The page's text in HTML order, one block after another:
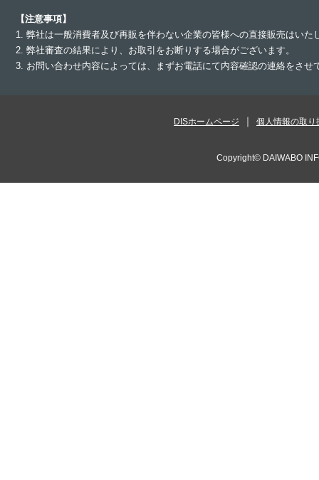
【注意事項】
1. 弊社は一般消費者及び再販を伴わない企業の皆様への直接販売はいた
2. 弊社審査の結果により、お取引をお断りする場合がございます。
3. お問い合わせ内容によっては、まずお電話にて内容確認の連絡をさ
DISホームページ 個人情報の取り
Copyright© DAIWABO